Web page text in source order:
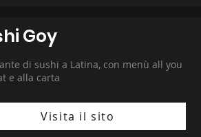
Goy
di sushi a Latina, con menù all you
e alla carta
Visita il sito